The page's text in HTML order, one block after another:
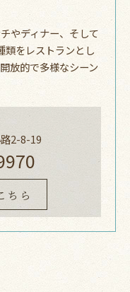
やディナー、そして
類をレストランとし
放的で多様なシーン
2-8-19
ちら